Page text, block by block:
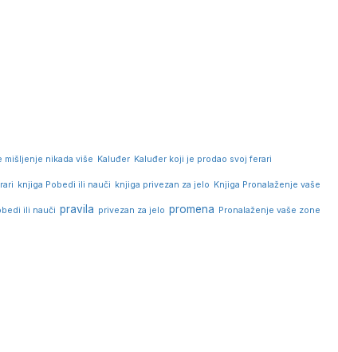
mišljenje nikada više Kaluđer Kaluđer koji je prodao svoj ferari
knjiga Pobedi ili nauči knjiga privezan za jelo Knjiga Pronalaženje vaše
ili nauči pravila privezan za jelo promena Pronalaženje vaše zone